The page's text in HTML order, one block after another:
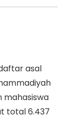
asal
mahasiswa
total 6.437